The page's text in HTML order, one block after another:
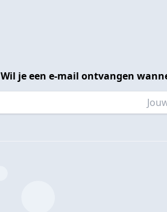
Wil je een e-mail ontvangen